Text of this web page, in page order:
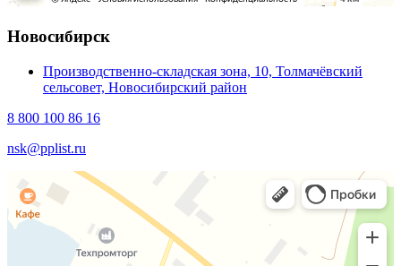
Новосибирск
Производственно-складская зона, 10, Толмачёвский
сельсовет, Новосибирский район
8 800 100 86 16
nsk@pplist.ru